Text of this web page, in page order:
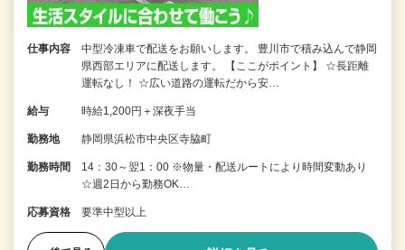
仕事内容
中型冷凍車で配送をお願いします。 豊川市で積み込んで静岡
県西部エリアに配送します。 【ここがポイント】 ☆長距離
運転なし！ ☆広い道路の運転だから安…
給与 時給1,200円＋深夜手当
勤務地 静岡県浜松市中央区寺脇町
勤務時間
14：30～翌1：00 ※物量・配送ルートにより時間変動あり
☆週2日から勤務OK…
応募資格 要準中型以上